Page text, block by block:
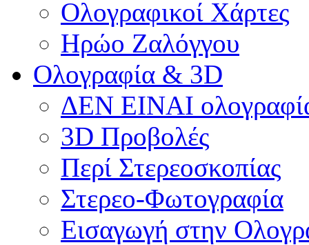
Ολογραφικοί Χάρτες
Ηρώο Ζαλόγγου
Ολογραφία & 3D
ΔΕΝ ΕΙΝΑΙ
3D Προβολές
Περί Στερεοσκοπίας
Στερεο-Φωτογραφία
Εισαγωγή στην